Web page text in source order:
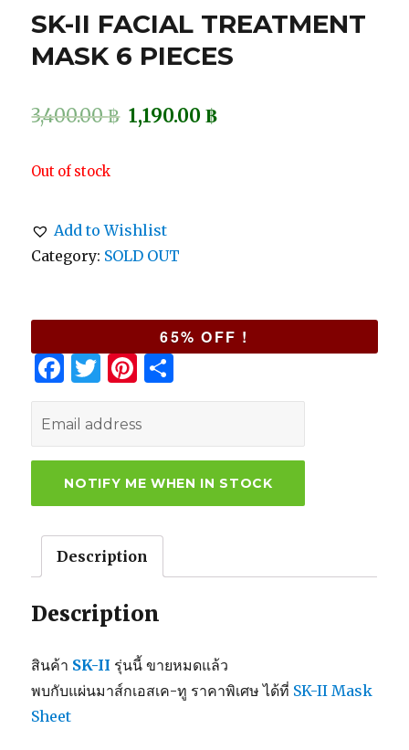
SK-II FACIAL TREATMENT
MASK 6 PIECES
3,400.00฿ 1,190.00฿
Out of stock
Add to Wishlist
Category: SOLD OUT
65% OFF !
F
a
c
e
b
o
o
k
T
w
it
te
r
Pi
n
te
re
st
h
e
Description
Description
สินค้า SK-II รุ่นนี้ ขายหมดแล้ว
พบกับแผ่นมาส์กเอสเค-ทู ราคาพิเศษ ได้ที่ SK-II Mask
Sheet